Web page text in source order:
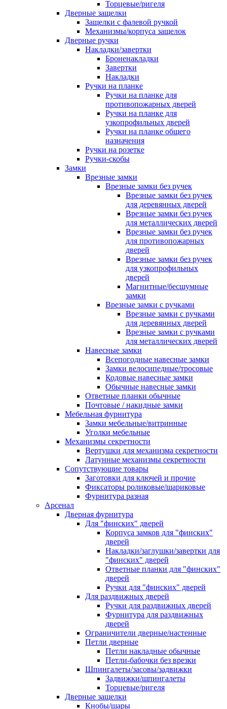
Торцевые/ригеля
Дверные защелки
Защелки с фалевой ручкой
Механизмы/корпуса защелок
Дверные ручки
Накладки/завертки
Броненакладки
Завертки
Накладки
Ручки на планке
Ручки на планке для
противопожарных дверей
Ручки на планке для
узкопрофильных дверей
Ручки на планке общего
назначения
Ручки на розетке
Ручки-скобы
Замки
Врезные замки
Врезные замки без ручек
Врезные замки без ручек
для деревянных дверей
Врезные замки без ручек
для металлических дверей
Врезные замки без ручек
для противопожарных
дверей
Врезные замки без ручек
для узкопрофильных
дверей
Магнитные/бесшумные
замки
Врезные замки с ручками
Врезные замки с ручками
для деревянных дверей
Врезные замки с ручками
для металлических дверей
Навесные замки
Всепогодные навесные замки
Замки велосипедные/тросовые
Кодовые навесные замки
Обычные навесные замки
Ответные планки обычные
Почтовые / накидные замки
Мебельная фурнитура
Замки мебельные/витринные
Уголки мебельные
Механизмы секретности
Вертушки для механизма секретности
Латунные механизмы секретности
Сопутствующие товары
Заготовки для ключей и прочие
Фиксаторы роликовые/шариковые
Фурнитура разная
Арсенал
Дверная фурнитура
Для "финских" дверей
Корпуса замков для "финских"
дверей
Накладки/заглушки/завертки для
"финских" дверей
Ответные планки для "финских"
дверей
Ручки для "финских" дверей
Для раздвижных дверей
Ручки для раздвижных дверей
Фурнитура для раздвижных
дверей
Ограничители дверные/настенные
Петли дверные
Петли накладные обычные
Петли-бабочки без врезки
Шпингалеты/засовы/задвижки
Задвижки/шпингалеты
Торцевые/ригеля
Дверные защелки
Кнобы/шары